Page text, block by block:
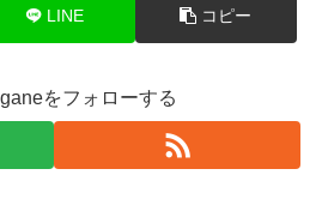
LINE コピー
をフォローする